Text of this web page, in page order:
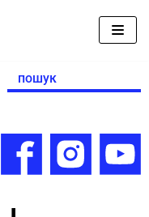
Search
for: